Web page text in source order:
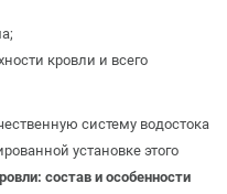
кровли и всего
систему водостока
установке этого
состав и особенности